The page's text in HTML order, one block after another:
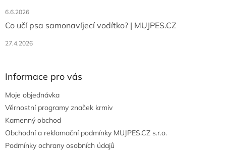
6.6.2026
Co učí psa samonavíjecí vodítko? | MUJPES.CZ
27.4.2026
Informace pro vás
Moje objednávka
Věrnostní programy značek krmiv
Kamenný obchod
Obchodní a reklamační podmínky MUJPES.CZ s.r.o.
Podmínky ochrany osobních údajů